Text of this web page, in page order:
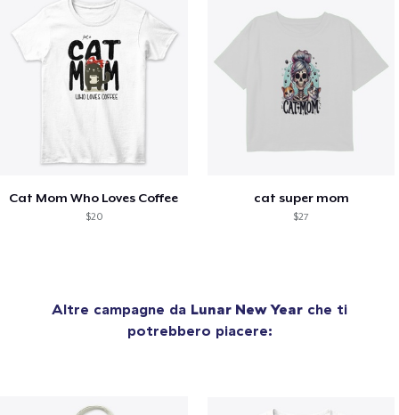
Cat Mom Who Loves Coffee
$20
cat super mom
$27
Altre campagne da Lunar New Year che ti
potrebbero piacere: